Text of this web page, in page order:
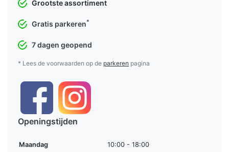
Grootste assortiment
Gratis parkeren*
7 dagen geopend
* Lees de voorwaarden op de parkeren pagina
Openingstijden
Maandag 10:00 - 18:00